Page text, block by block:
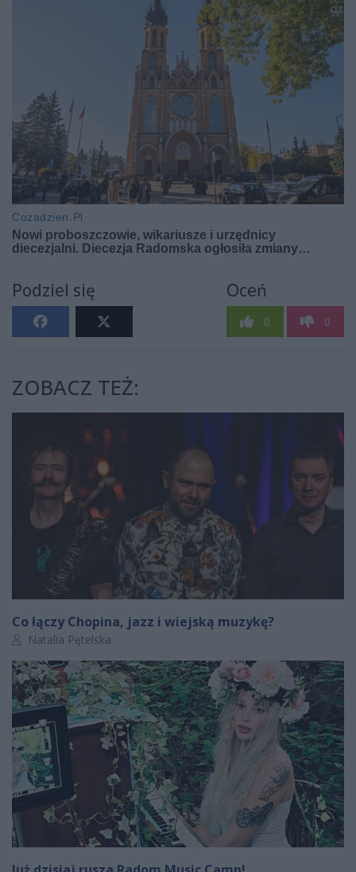
Podziel się Oceń
0 0
ZOBACZ TEŻ:
Co łączy Chopina, jazz i wiejską muzykę?
Autor artykułu:
Natalia Pętelska